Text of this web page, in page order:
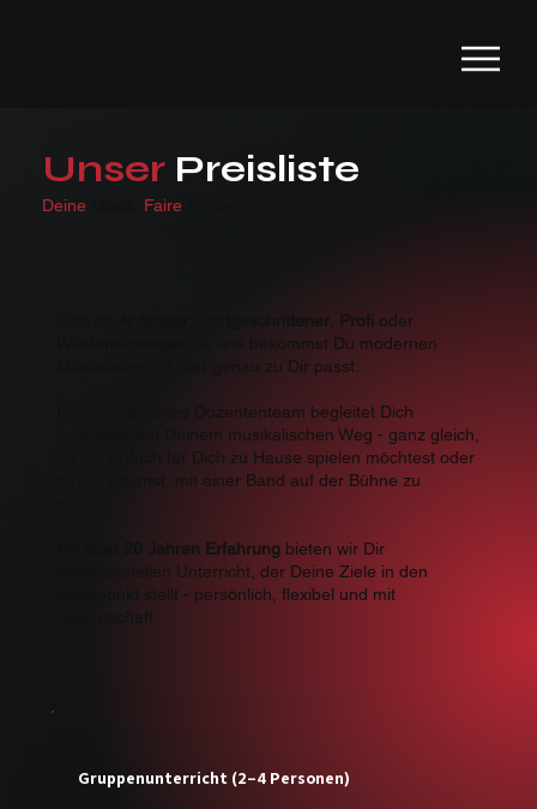
Unser Preisliste
Deine Faire
Fortgeschrittener Profi oder
bei uns bekommst Du modernen
Musikunterricht, der genau zu Dir passt.
Unser erfahrenes Dozententeam begleitet Dich
individuell auf Deinem musikalischen Weg - ganz gleich,
ob Du einfach für Dich zu Hause spielen möchtest oder
davon träumst, mit einer Band auf der Bühne zu
Mit über 20 Jahren Erfahrung bieten wir Dir
professionellen Unterricht, der Deine Ziele in den
Mittelpunkt stellt - persönlich, flexibel und mit
Leidenschaft.
Gruppenunterricht (2–4 Personen)